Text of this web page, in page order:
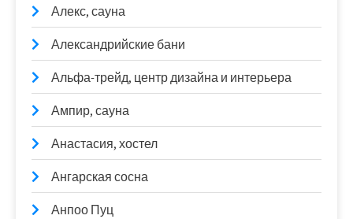
Алекс, сауна
Александрийские бани
Альфа-трейд, центр дизайна и интерьера
Ампир, сауна
Анастасия, хостел
Ангарская сосна
Анпоо Пуц